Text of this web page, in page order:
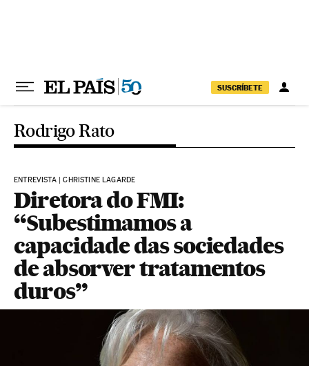
SUSCRÍBETE
Rodrigo Rato
ENTREVISTA | CHRISTINE LAGARDE
Diretora do FMI:
“Subestimamos a
capacidade das sociedades
de absorver tratamentos
duros”